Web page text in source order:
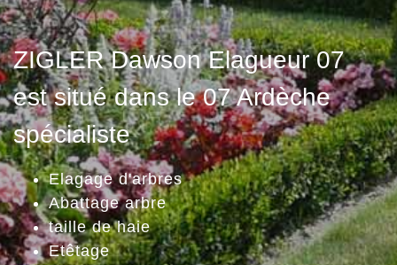
ZIGLER Dawson Elagueur 07
est situé dans le 07 Ardèche
spécialiste
Elagage d'arbres
Abattage arbre
taille de haie
Etêtage